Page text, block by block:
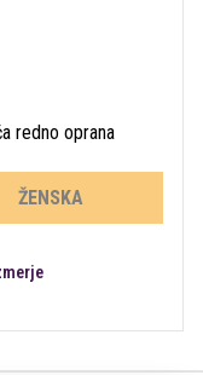
redno oprana
ŽENSKA